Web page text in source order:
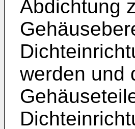
Abdichtung
werden und